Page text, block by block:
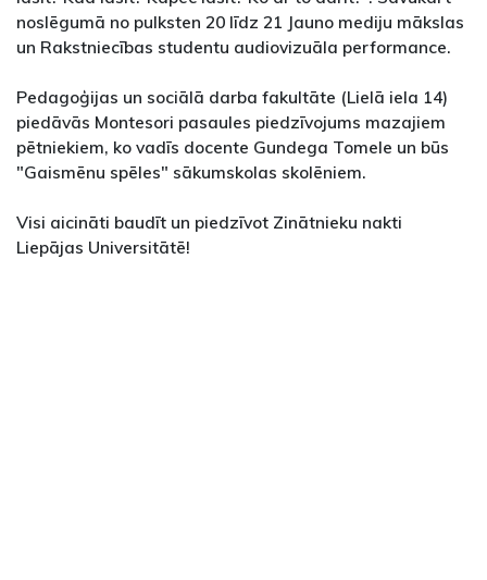
noslēgumā no pulksten 20 līdz 21 Jauno mediju mākslas
un Rakstniecības studentu audiovizuāla performance.
Pedagoģijas un sociālā darba fakultāte (Lielā iela 14)
piedāvās Montesori pasaules piedzīvojums mazajiem
pētniekiem, ko vadīs docente Gundega Tomele un būs
"Gaismēnu spēles" sākumskolas skolēniem.
Visi aicināti baudīt un piedzīvot Zinātnieku nakti
Liepājas Universitātē!